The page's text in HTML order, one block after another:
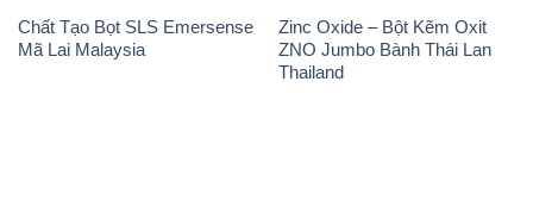
Chất Tạo Bọt SLS Emersense
Mã Lai Malaysia
Zinc Oxide – Bột Kẽm Oxit
ZNO Jumbo Bành Thái Lan
Thailand